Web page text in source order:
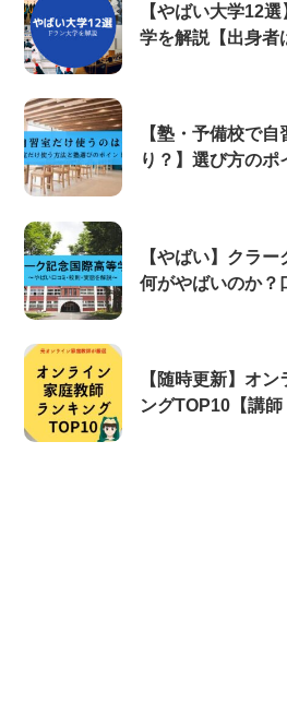
【やばい大学12
学を解説【出身者
【塾・予備校で
り？】選び方の
【やばい】クラ
何がやばいのか？
【随時更新】オ
ングTOP10【講師